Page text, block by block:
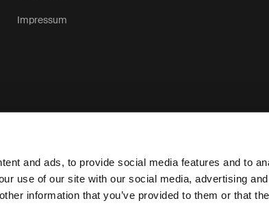
and ads, to provide social media features and to
use of our site with our social media, advertising
information that you’ve provided to them or that
Impressum
Personvernerklæring Retningslinjer for